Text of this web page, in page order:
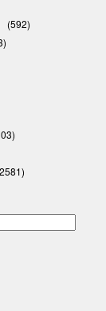
(592)